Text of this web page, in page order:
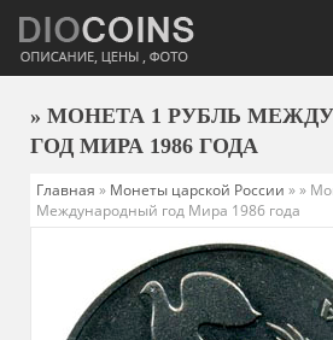
» МОНЕТА 1 РУБЛЬ
ГОД МИРА 1986 ГОДА
Главная » Монеты царской России »»
Международный год Мира 1986 года